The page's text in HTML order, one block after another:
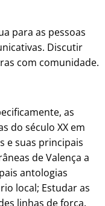
para as pessoas
Discutir
com comunidade.
as
do século XX em
e suas principais
de Valença a
antologias
local; Estudar as
linhas de força.